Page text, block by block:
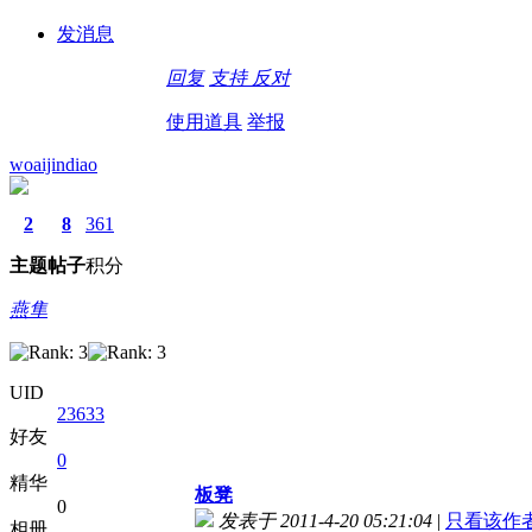
发消息
回复 支持 反对
使用道具 举报
woaijindiao
2
主题
8
帖子
361
积分
燕隼
UID
23633
好友
0
精华
0
板凳
发表于 2011-4-20 05:21:04 | 只看该作